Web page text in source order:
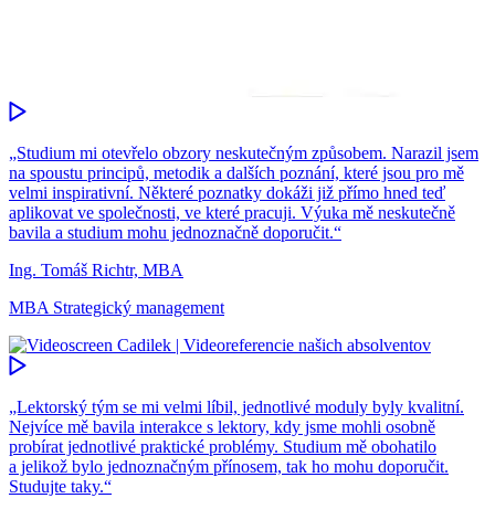
„Studium mi otevřelo obzory neskutečným způsobem. Narazil jsem
na spoustu principů, metodik a dalších poznání, které jsou pro mě
velmi inspirativní. Některé poznatky dokáži již přímo hned teď
aplikovat ve společnosti, ve které pracuji. Výuka mě neskutečně
bavila a studium mohu jednoznačně doporučit.“
Ing. Tomáš Richtr, MBA
MBA Strategický management
„Lektorský tým se mi velmi líbil, jednotlivé moduly byly kvalitní.
Nejvíce mě bavila interakce s lektory, kdy jsme mohli osobně
probírat jednotlivé praktické problémy. Studium mě obohatilo
a jelikož bylo jednoznačným přínosem, tak ho mohu doporučit.
Studujte taky.“